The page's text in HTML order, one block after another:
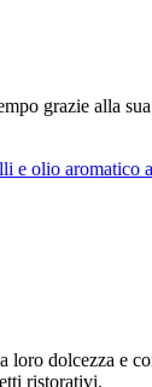
grazie alla
e olio aromatico
loro dolcezza e
ristorativi.